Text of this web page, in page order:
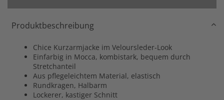
Produktbeschreibung
Chice Kurzarmjacke im Veloursleder-Look
Einfarbig in Mocca, kombistark, bequem durch
Stretchanteil
Aus pflegeleichtem Material, elastisch
Rundkragen, Halbarm
Lockerer, kastiger Schnitt